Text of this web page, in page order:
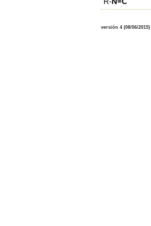
versión 4 (08/06/2015)